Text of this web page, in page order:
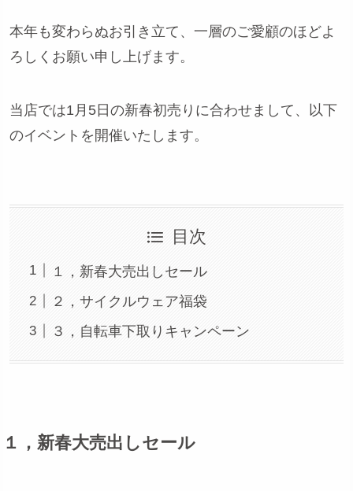
本年も変わらぬお引き立て、一層のご愛顧のほどよ
ろしくお願い申し上げます。
当店では1月5日の新春初売りに合わせまして、以下
のイベントを開催いたします。
目次
１，新春大売出しセール
２，サイクルウェア福袋
３，自転車下取りキャンペーン
１，新春大売出しセール